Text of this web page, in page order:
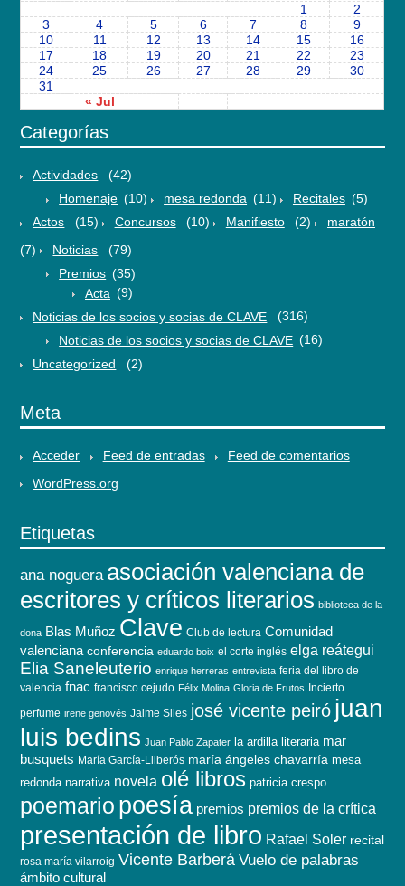
« Jul
1
2
3
4 5 6 7 8
9
10
11 12 13 14 15
16
17
18 19 20 21 22
23
24
25 26 27 28 29
30
31
Categorías
Actividades
(42)
Homenaje (10) mesa redonda (11) Recitales (5)
Actos
(15) Concursos (10) Manifiesto (2)
maratón
(7)
Noticias
(79)
Premios (35)
Acta (9)
Noticias de los socios y socias de CLAVE
(316)
Noticias de los socios y socias de CLAVE (16)
Uncategorized
(2)
Meta
Acceder Feed de entradas
Feed de comentarios
WordPress.org
Etiquetas
ana noguera asociación valenciana de
escritores y críticos literarios biblioteca de la
dona Blas Muñoz Clave Club de lectura Comunidad
valenciana conferencia eduardo boix el corte inglés elga reátegui
Elia Saneleuterio enrique herreras entrevista feria del libro de
valencia fnac francisco cejudo Félix Molina Gloria de Frutos Incierto
perfume irene genovés Jaime Siles josé vicente peiró juan
luis bedins Juan Pablo Zapater la ardilla literaria mar
busquets María García-Lliberós maría ángeles chavarría mesa
redonda narrativa novela olé libros patricia crespo
poemario poesía premios premios de la crítica
presentación de libro Rafael Soler recital
rosa maría vilarroig Vicente Barberá Vuelo de palabras
ámbito cultural